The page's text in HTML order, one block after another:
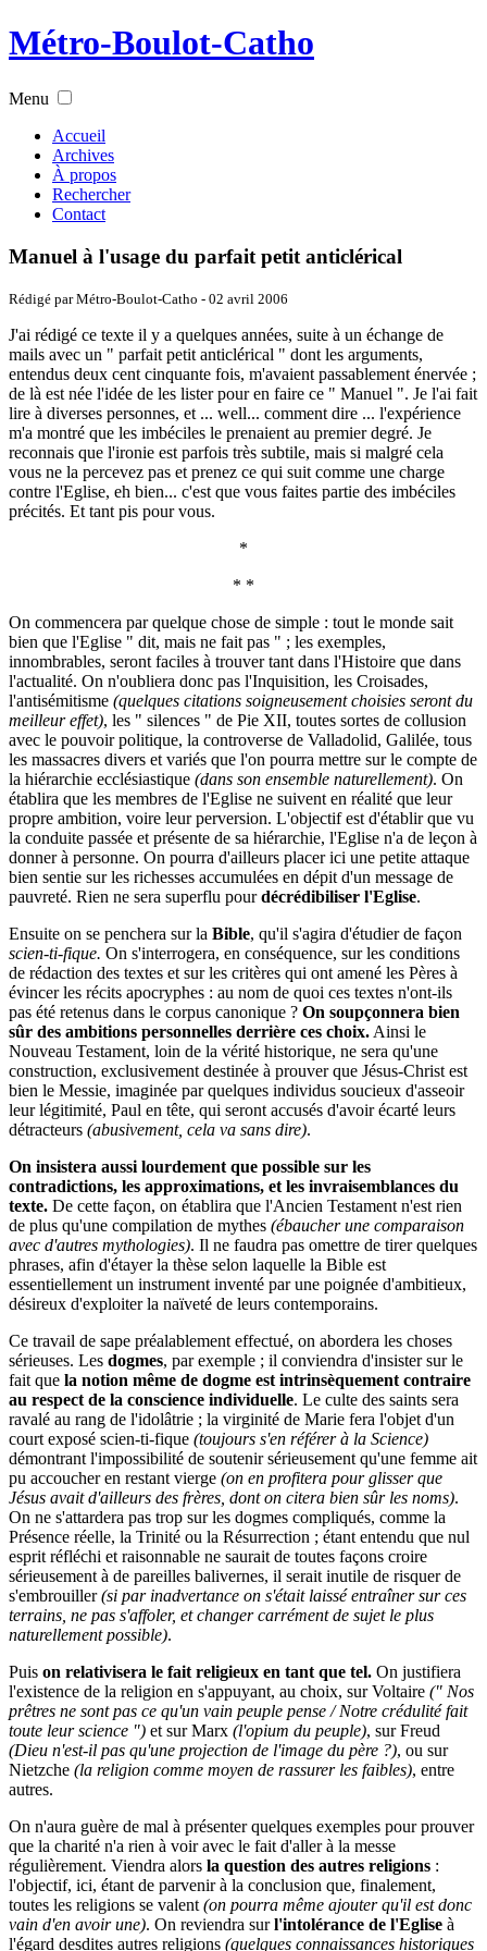
Métro-Boulot-Catho
Menu
Accueil
Archives
À propos
Rechercher
Contact
Manuel à l'usage du parfait petit anticlérical
Rédigé par Métro-Boulot-Catho - 02 avril 2006
J'ai rédigé ce texte il y a quelques années, suite à un échange de
mails avec un " parfait petit anticlérical " dont les arguments,
entendus deux cent cinquante fois, m'avaient passablement énervée ;
de là est née l'idée de les lister pour en faire ce " Manuel ". Je l'ai fait
lire à diverses personnes, et ... well... comment dire ... l'expérience
m'a montré que les imbéciles le prenaient au premier degré. Je
reconnais que l'ironie est parfois très subtile, mais si malgré cela
vous ne la percevez pas et prenez ce qui suit comme une charge
contre l'Eglise, eh bien... c'est que vous faites partie des imbéciles
précités. Et tant pis pour vous.
*
* *
On commencera par quelque chose de simple : tout le monde sait
bien que l'Eglise " dit, mais ne fait pas " ; les exemples,
innombrables, seront faciles à trouver tant dans l'Histoire que dans
l'actualité. On n'oubliera donc pas l'Inquisition, les Croisades,
l'antisémitisme (quelques citations soigneusement choisies seront du
meilleur effet), les " silences " de Pie XII, toutes sortes de collusion
avec le pouvoir politique, la controverse de Valladolid, Galilée, tous
les massacres divers et variés que l'on pourra mettre sur le compte de
la hiérarchie ecclésiastique (dans son ensemble naturellement). On
établira que les membres de l'Eglise ne suivent en réalité que leur
propre ambition, voire leur perversion. L'objectif est d'établir que vu
la conduite passée et présente de sa hiérarchie, l'Eglise n'a de leçon à
donner à personne. On pourra d'ailleurs placer ici une petite attaque
bien sentie sur les richesses accumulées en dépit d'un message de
pauvreté. Rien ne sera superflu pourdécrédibiliser l'Eglise.
Ensuite on se penchera sur la Bible, qu'il s'agira d'étudier de façon
scien-ti-fique. On s'interrogera, en conséquence, sur les conditions
de rédaction des textes et sur les critères qui ont amené les Pères à
évincer les récits apocryphes : au nom de quoi ces textes n'ont-ils
pas été retenus dans le corpus canonique ? On soupçonnera bien
sûr des ambitions personnelles derrière ces choix. Ainsi le
Nouveau Testament, loin de la vérité historique, ne sera qu'une
construction, exclusivement destinée à prouver que Jésus-Christ est
bien le Messie, imaginée par quelques individus soucieux d'asseoir
leur légitimité, Paul en tête, qui seront accusés d'avoir écarté leurs
détracteurs (abusivement, cela va sans dire).
On insistera aussi lourdement que possible sur les
contradictions, les approximations, et les invraisemblances du
texte. De cette façon, on établira que l'Ancien Testament n'est rien
de plus qu'une compilation de mythes (ébaucher une comparaison
avec d'autres mythologies). Il ne faudra pas omettre de tirer quelques
phrases, afin d'étayer la thèse selon laquelle la Bible est
essentiellement un instrument inventé par une poignée d'ambitieux,
désireux d'exploiter la naïveté de leurs contemporains.
Ce travail de sape préalablement effectué, on abordera les choses
sérieuses. Les dogmes, par exemple ; il conviendra d'insister sur le
fait que la notion même de dogme est intrinsèquement contraire
au respect de la conscience individuelle. Le culte des saints sera
ravalé au rang de l'idolâtrie ; la virginité de Marie fera l'objet d'un
court exposé scien-ti-fique (toujours s'en référer à la Science)
démontrant l'impossibilité de soutenir sérieusement qu'une femme ait
pu accoucher en restant vierge (on en profitera pour glisser que
Jésus avait d'ailleurs des frères, dont on citera bien sûr les noms).
On ne s'attardera pas trop sur les dogmes compliqués, comme la
Présence réelle, la Trinité ou la Résurrection ; étant entendu que nul
esprit réfléchi et raisonnable ne saurait de toutes façons croire
sérieusement à de pareilles balivernes, il serait inutile de risquer de
s'embrouiller(si par inadvertance on s'était laissé entraîner sur ces
terrains, ne pas s'affoler, et changer carrément de sujet le plus
naturellement possible).
Puis on relativisera le fait religieux en tant que tel. On justifiera
l'existence de la religion en s'appuyant, au choix, sur Voltaire (" Nos
prêtres ne sont pas ce qu'un vain peuple pense / Notre crédulité fait
toute leur science ") et sur Marx (l'opium du peuple), sur Freud
(Dieu n'est-il pas qu'une projection de l'image du père ?), ou sur
Nietzche (la religion comme moyen de rassurer les faibles), entre
autres.
On n'aura guère de mal à présenter quelques exemples pour prouver
que la charité n'a rien à voir avec le fait d'aller à la messe
régulièrement. Viendra alors la question des autres religions :
l'objectif, ici, étant de parvenir à la conclusion que, finalement,
toutes les religions se valent (on pourra même ajouter qu'il est donc
vain d'en avoir une). On reviendra surl'intolérance de l'Eglise à
l'égard desdites autres religions (quelques connaissances historiques